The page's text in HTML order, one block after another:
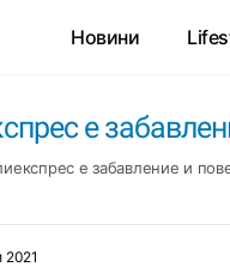
Новини
е
е забавление и
2021